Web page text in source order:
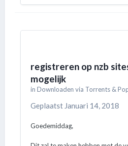
registreren op nzb
mogelijk
in Downloaden via Torrents &
Geplaatst Januari 14, 2018
Goedemiddag,